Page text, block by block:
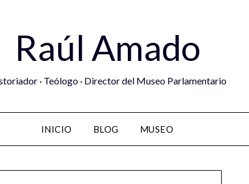
Raúl Amado
· Teólogo · Director del Museo Parlamentario
INICIO BLOG MUSEO